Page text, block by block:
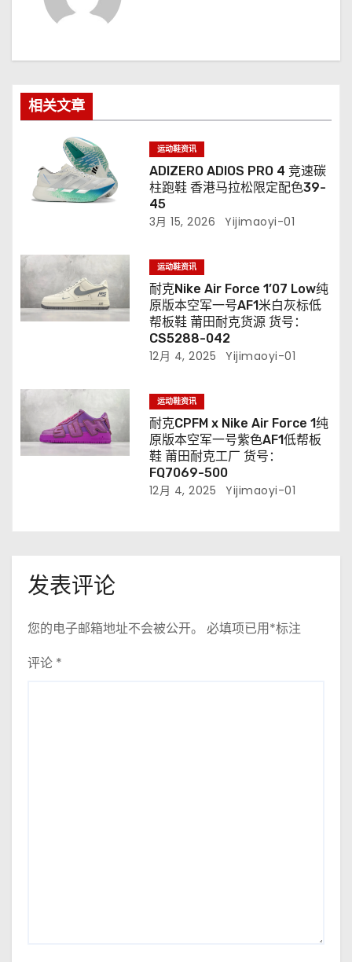
相关文章
运动鞋资讯
ADIZERO ADIOS PRO 4 竞速碳
柱跑鞋 香港马拉松限定配色39-
45
3月 15, 2026 Yijimaoyi-01
运动鞋资讯
耐克Nike Air Force 1’07 Low纯
原版本空军一号AF1米白灰标低
帮板鞋 莆田耐克货源 货号：
CS5288-042
12月 4, 2025 Yijimaoyi-01
运动鞋资讯
耐克CPFM x Nike Air Force 1纯
原版本空军一号紫色AF1低帮板
鞋 莆田耐克工厂 货号：
FQ7069-500
12月 4, 2025 Yijimaoyi-01
发表评论
您的电子邮箱地址不会被公开。 必填项已用*标注
评论 *